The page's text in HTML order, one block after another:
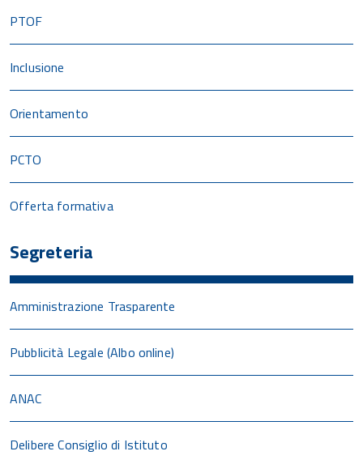
PTOF
Inclusione
Orientamento
PCTO
Offerta formativa
Segreteria
Amministrazione Trasparente
Pubblicità Legale (Albo online)
ANAC
Delibere Consiglio di Istituto